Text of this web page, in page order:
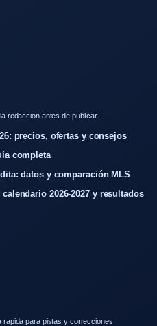
redaccion antes de publicar.
precios, ofertas y consejos
completa
datos y comparación MLS
2026-2027 y resultados
para pistas y correcciones.